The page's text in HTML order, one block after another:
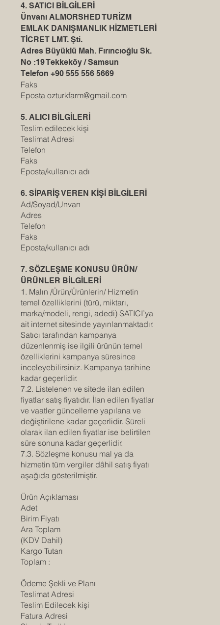
4. SATICI BİLGİLERİ
Ünvanı ALMORSHED TURİZM
EMLAK DANIŞMANLIK HİZMETLERİ
TİCRET LMT. Şti.
Adres Büyüklü Mah. Fırıncıoğlu Sk.
No :19 Tekkeköy / Samsun
Telefon +90 555 556 5669
Faks
Eposta ozturkfarm@gmail.com
5. ALICI BİLGİLERİ
Teslim edilecek kişi
Teslimat Adresi
Telefon
Faks
Eposta/kullanıcı adı
6. SİPARİŞ VEREN KİŞİ BİLGİLERİ
Ad/Soyad/Unvan
Adres
Telefon
Faks
Eposta/kullanıcı adı
7. SÖZLEŞME KONUSU ÜRÜN/
ÜRÜNLER BİLGİLERİ
1. Malın /Ürün/Ürünlerin/ Hizmetin
temel özelliklerini (türü, miktarı,
marka/modeli, rengi, adedi) SATICI’ya
ait internet sitesinde yayınlanmaktadır.
Satıcı tarafından kampanya
düzenlenmiş ise ilgili ürünün temel
özelliklerini kampanya süresince
inceleyebilirsiniz. Kampanya tarihine
kadar geçerlidir.
7.2. Listelenen ve sitede ilan edilen
fiyatlar satış fiyatıdır. İlan edilen fiyatlar
ve vaatler güncelleme yapılana ve
değiştirilene kadar geçerlidir. Süreli
olarak ilan edilen fiyatlar ise belirtilen
süre sonuna kadar geçerlidir.
7.3. Sözleşme konusu mal ya da
hizmetin tüm vergiler dâhil satış fiyatı
aşağıda gösterilmiştir.
Ürün Açıklaması
Adet
Birim Fiyatı
Ara Toplam
(KDV Dahil)
Kargo Tutarı
Toplam :
Ödeme Şekli ve Planı
Teslimat Adresi
Teslim Edilecek kişi
Fatura Adresi